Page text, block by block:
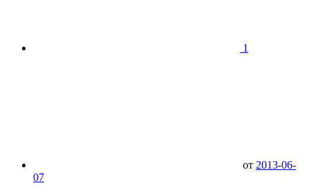
1
от 2013-06-
07